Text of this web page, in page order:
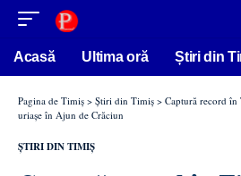
conținut
Acasă Ultima oră Știri din
Pagina de Timiș > Știri din Timiș > Captură record
uriașe în Ajun de Crăciun
ȘTIRI DIN TIMIȘ